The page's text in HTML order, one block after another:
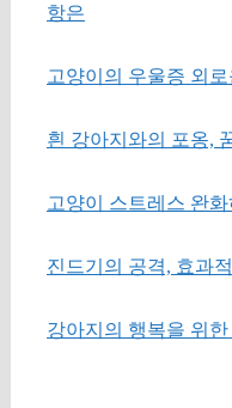
항은
고양이의 우울증 외
흰 강아지와의 포옹,
고양이 스트레스 완
진드기의 공격, 효과
강아지의 행복을 위